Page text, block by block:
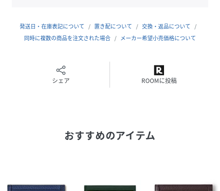
サイズ F
発送日・在庫表記について 置き配について
交換・返品について
同時に複数の商品を注文された場合
メーカー希望小売価格について
シェア ROOMに投稿
おすすめのアイテム